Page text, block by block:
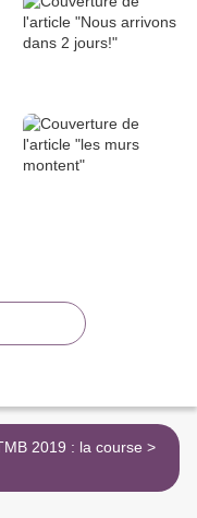
UTMB 2019 : la course >